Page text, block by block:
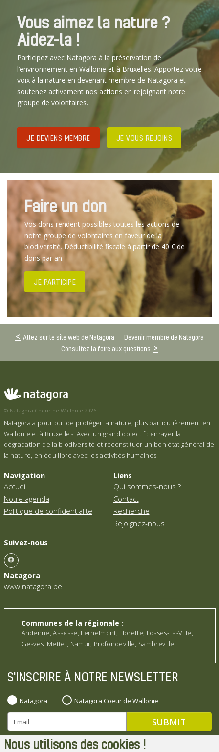
Nous utilisons des cookies !
Vous aimez la nature ?
Aidez-la !
Participez avec Natagora à la préservation de
l’environnement en Wallonie et à Bruxelles. Apportez votre
voix à la nature en devenant membre de Natagora et
soutenez activement nos actions en rejoignant notre
groupe de volontaires.
JE DEVIENS MEMBRE JE VOUS REJOINS
Faire un don
Vos dons rendent possibles toutes les actions de
notre groupe de volontaires en faveur de la
biodiversité. Déductibilité fiscale à partir de 40 € de
dons par an.
JE PARTICIPE
Allez sur le site web de Natagora
Devenir membre de Natagora
Consultez la foire aux questions
© Natagora Coeur de Wallonie 2026
Natagora a pour but de protéger la nature, plus particulièrement en
Wallonie et à Bruxelles. Avec un grand objectif : enrayer la
dégradation de la biodiversité et reconstituer un bon état général de
la nature, en équilibre avec les activités humaines.
Navigation
Accueil
Notre agenda
Politique de confidentialité
Liens
Qui sommes-nous ?
Contact
Recherche
Rejoignez-nous
Suivez-nous
Natagora
www.natagora.be
Communes de la régionale :
Andenne, Assesse, Fernelmont, Floreffe, Fosses-La-Ville,
Gesves, Mettet, Namur, Profondeville, Sambreville
S'INSCRIRE À NOTRE NEWSLETTER
Natagora Natagora Coeur de Wallonie